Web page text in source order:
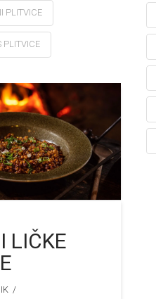
PLITVICE
PLITVICE
LIČKE